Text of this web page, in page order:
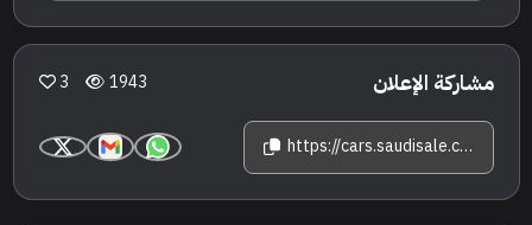
مشاركة الإعلان 1943
3
https://cars.saudisale.com/listings/fT6Nf1/2024-%D9%84%D9%83%D8%B2%D8%B3-%D8%A3%D8%B1-%D8%A5%D9%83%D8%B3-350